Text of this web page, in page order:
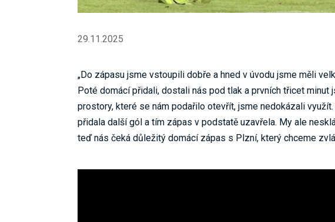
29.11.2025
„Do zápasu jsme vstoupili dobře a hned v úvodu jsme měli
Poté domácí přidali, dostali nás pod tlak a prvních třicet
prostory, které se nám podařilo otevřít, jsme nedokázali
přidala další gól a tím zápas v podstatě uzavřela. My ale
teď nás čeká důležitý domácí zápas s Plzní, který chceme